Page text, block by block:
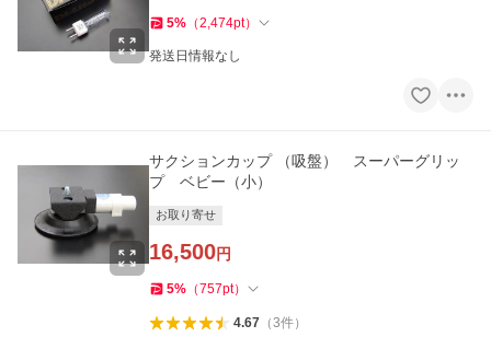
5% （2,474pt）
発送日情報なし
サクションカップ （吸盤） スーパーグリッ
プ ベビー（小）
お取り寄せ
16,500円
5% （757pt）
4.67（3件）